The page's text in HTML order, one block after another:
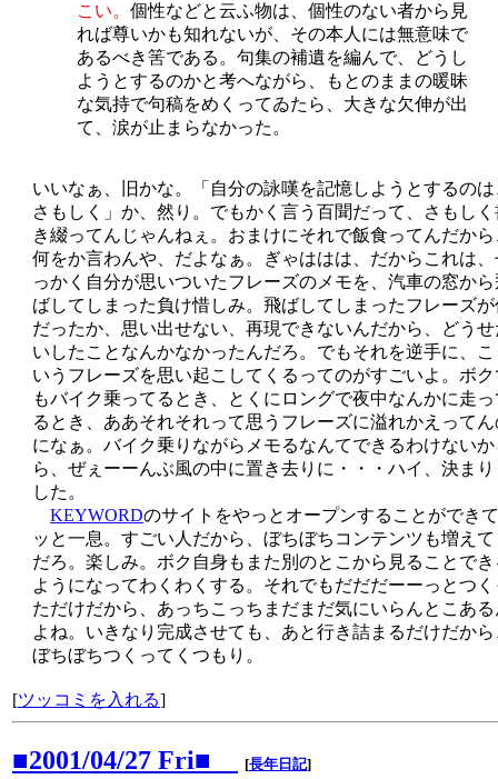
こい。 個性などと云ふ物は、個性のない者から見
れば尊いかも知れないが、その本人には無意味で
あるべき筈である。句集の補遺を編んで、どうし
ようとするのかと考へながら、もとのままの暖昧
な気持で句稿をめくってゐたら、大きな欠伸が出
て、涙が止まらなかった。
いいなぁ、旧かな。「自分の詠嘆を記憶しようとするのは
さもしく」か、然り。でもかく言う百聞だって、さもしく
き綴ってんじゃんねぇ。おまけにそれで飯食ってんだから
何をか言わんや、だよなぁ。ぎゃははは、だからこれは、
っかく自分が思いついたフレーズのメモを、汽車の窓から
ばしてしまった負け惜しみ。飛ばしてしまったフレーズが
だったか、思い出せない、再現できないんだから、どうせ
いしたことなんかなかったんだろ。でもそれを逆手に、こ
いうフレーズを思い起こしてくるってのがすごいよ。ボク
もバイク乗ってるとき、とくにロングで夜中なんかに走っ
るとき、ああそれそれって思うフレーズに溢れかえってん
になぁ。バイク乗りながらメモるなんてできるわけないか
ら、ぜぇーーんぶ風の中に置き去りに・・・ハイ、決まり
した。
KEYWORDのサイトをやっとオープンすることができ
ッと一息。すごい人だから、ぼちぼちコンテンツも増えて
だろ。楽しみ。ボク自身もまた別のとこから見ることでき
ようになってわくわくする。それでもだだだーーっとつく
ただけだから、あっちこっちまだまだ気にいらんとこある
よね。いきなり完成させても、あと行き詰まるだけだから
ぼちぼちつくってくつもり。
[ツッコミを入れる]
■2001/04/27 Fri■ [長年日記]